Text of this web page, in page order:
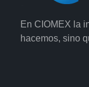
En CIOMEX la
hacemos, sino